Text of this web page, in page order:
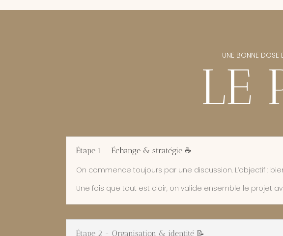
UNE BONNE DOSE
LE
Étape 1 - Échange & stratégie ☕️
On commence toujours par une discussion. L’objectif :
Une fois que tout est clair, on valide ensemble le projet
Étape 2 - Organisation & identité 📝